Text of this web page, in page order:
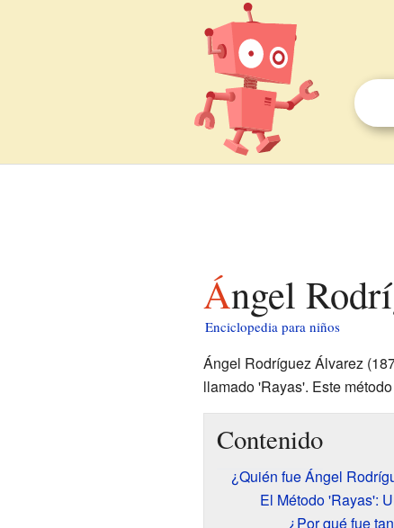
Ángel
Enciclopedia para niños
Ángel Rodríguez Álvarez
llamado 'Rayas'. Este
Contenido
¿Quién fue Ángel
El Método 'Rayas':
¿Por qué fue